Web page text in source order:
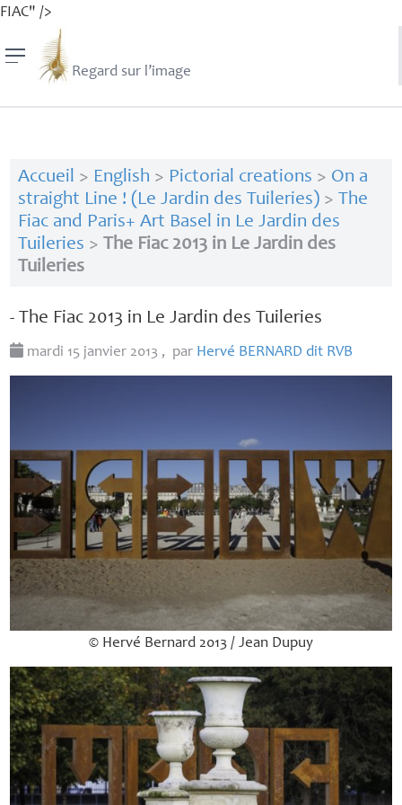
FIAC" />
Regard sur l’image
Accueil > English > Pictorial creations > On a
straight Line ! (Le Jardin des Tuileries)> The
Fiac and Paris+ Art Basel in Le Jardin des
Tuileries > The Fiac 2013 in Le Jardin des
Tuileries
- The Fiac 2013 in Le Jardin des Tuileries
mardi 15 janvier 2013 , par Hervé BERNARD dit RVB
© Hervé Bernard 2013 / Jean Dupuy